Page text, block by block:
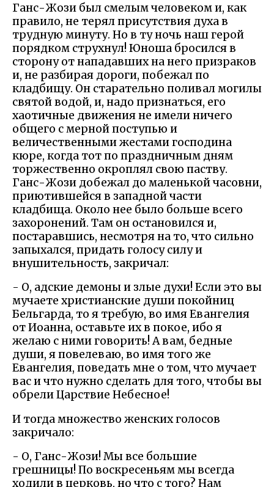
Ганс-Жози был смелым человеком и, как
правило, не терял присутствия духа в
трудную минуту. Но в ту ночь наш герой
порядком струхнул! Юноша бросился в
сторону от нападавших на него призраков
и, не разбирая дороги, побежал по
кладбищу. Он старательно поливал могилы
святой водой, и, надо признаться, его
хаотичные движения не имели ничего
общего с мерной поступью и
величественными жестами господина
кюре, когда тот по праздничным дням
торжественно окроплял свою паству.
Ганс-Жози добежал до маленькой часовни,
приютившейся в западной части
кладбища. Около нее было больше всего
захоронений. Там он остановился и,
постаравшись, несмотря на то, что сильно
запыхался, придать голосу силу и
внушительность, закричал:
- О, адские демоны и злые духи! Если это вы
мучаете христианские души покойниц
Бельгарда, то я требую, во имя Евангелия
от Иоанна, оставьте их в покое, ибо я
желаю с ними говорить! А вам, бедные
души, я повелеваю, во имя того же
Евангелия, поведать мне о том, что мучает
вас и что нужно сделать для того, чтобы вы
обрели Царствие Небесное!
И тогда множество женских голосов
закричало:
- О, Ганс-Жози! Мы все большие
грешницы! По воскресеньям мы всегда
ходили в церковь, но что с того? Нам